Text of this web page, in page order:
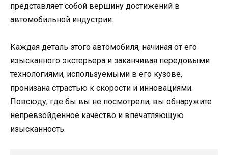
представляет собой вершину достижений в
автомобильной индустрии.
Каждая деталь этого автомобиля, начиная от его
изысканного экстерьера и заканчивая передовыми
технологиями, используемыми в его кузове,
пронизана страстью к скорости и инновациями.
Повсюду, где бы вы не посмотрели, вы обнаружите
непревзойденное качество и впечатляющую
изысканность.